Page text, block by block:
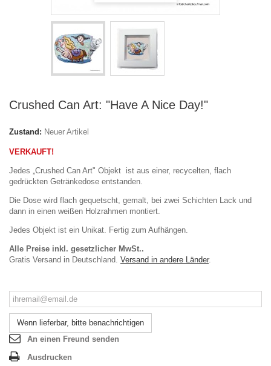
Crushed Can Art: "Have A Nice Day!"
Zustand: Neuer Artikel
VERKAUFT!
Jedes „Crushed Can Art" Objekt ist aus einer, recycelten, flach
gedrückten Getränkedose entstanden.
Die Dose wird flach gequetscht, gemalt, bei zwei Schichten Lack und
dann in einen weißen Holzrahmen montiert.
Jedes Objekt ist ein Unikat. Fertig zum Aufhängen.
Alle Preise inkl. gesetzlicher MwSt..
Gratis Versand in Deutschland. Versand in andere Länder.
Wenn lieferbar, bitte benachrichtigen
An einen Freund senden
Ausdrucken